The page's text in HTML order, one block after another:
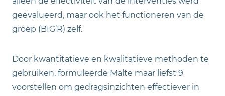
geëvalueerd, maar ook het functioneren van de
groep (BIG’R) zelf.
Door kwantitatieve en kwalitatieve methoden te
gebruiken, formuleerde Malte maar liefst 9
voorstellen om gedragsinzichten effectiever in